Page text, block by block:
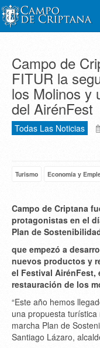
Campo de
FITUR la
los Molinos y
del AirénFest
Todas Las Noticias
Turismo Economía y
Campo de Criptana
protagonistas en el
Plan de
que empezó a
nuevos productos y
el Festival
restauración de los
“Este año hemos
una propuesta
marcha Plan de
Santiago Lázaro,